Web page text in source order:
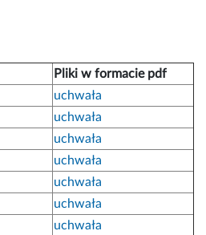
Pliki w formacie pdf
uchwała
uchwała
uchwała
uchwała
uchwała
uchwała
uchwała